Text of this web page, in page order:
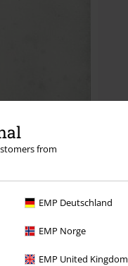
from
EMP Deutschland
EMP Norge
EMP United Kingdom